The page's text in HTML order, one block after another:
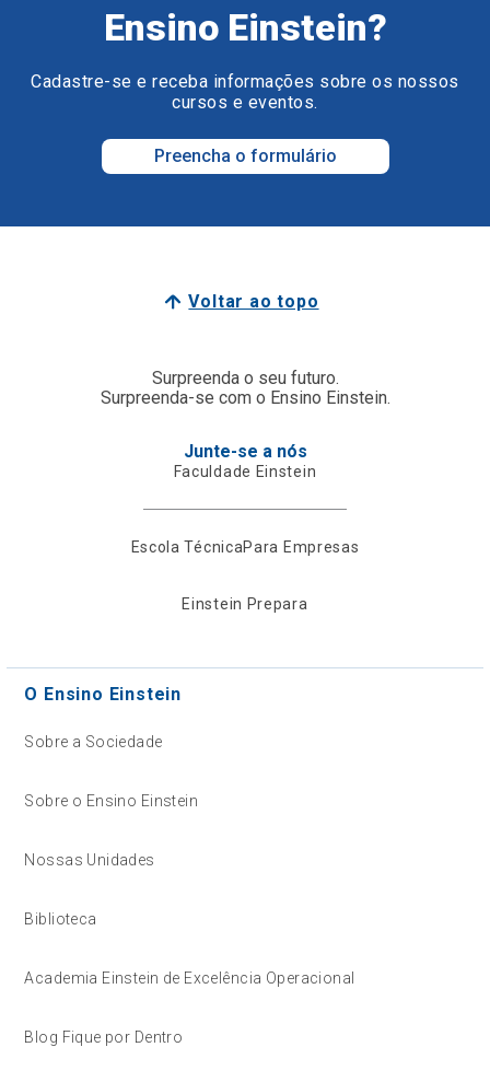
Ensino Einstein?
Cadastre-se e receba informações sobre os nossos
cursos e eventos.
Preencha o formulário
Voltar ao topo
Surpreenda o seu futuro.
Surpreenda-se com o Ensino Einstein.
Junte-se a nós
Faculdade Einstein
Escola TécnicaPara Empresas
Einstein Prepara
O Ensino Einstein
Sobre a Sociedade
Sobre o Ensino Einstein
Nossas Unidades
Biblioteca
Academia Einstein de Excelência Operacional
Blog Fique por Dentro